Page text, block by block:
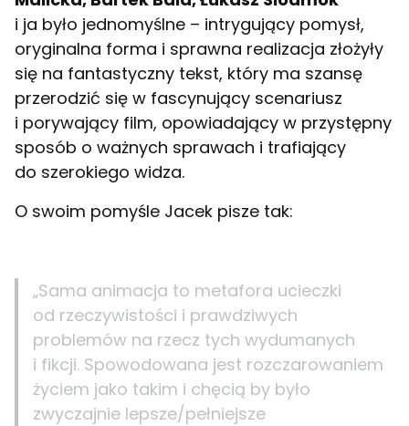
i ja było jednomyślne – intrygujący pomysł,
oryginalna forma i sprawna realizacja złożyły
się na fantastyczny tekst, który ma szansę
przerodzić się w fascynujący scenariusz
i porywający film, opowiadający w przystępny
sposób o ważnych sprawach i trafiający
do szerokiego widza.
O swoim pomyśle Jacek pisze tak:
„Sama animacja to metafora ucieczki
od rzeczywistości i prawdziwych
problemów na rzecz tych wydumanych
i fikcji. Spowodowana jest rozczarowaniem
życiem jako takim i chęcią by było
zwyczajnie lepsze/pełniejsze